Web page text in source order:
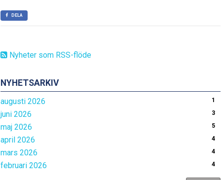
Nyheter som RSS-flöde
NYHETSARKIV
augusti 2026 1
juni 2026 3
maj 2026 5
april 2026 4
mars 2026 4
februari 2026 4
DELA